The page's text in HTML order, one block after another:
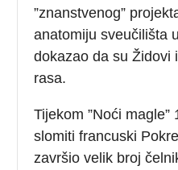
”znanstvenog”
anatomiju sveučilišta
dokazao da su Židovi
rasa.
Tijekom ”Noći
slomiti francuski
završio velik broj